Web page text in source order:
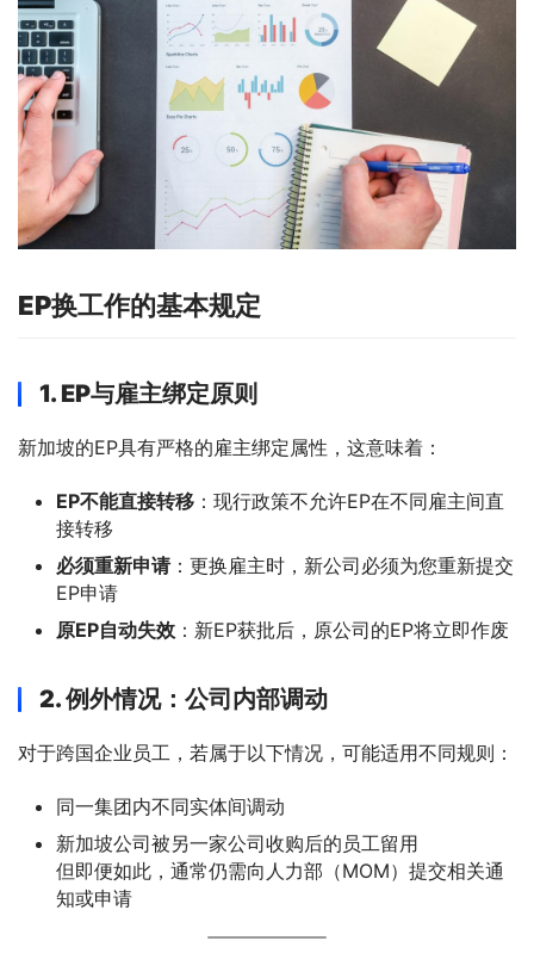
EP换工作的基本规定
1. EP与雇主绑定原则
新加坡的EP具有严格的雇主绑定属性，这意味着：
EP不能直接转移 ：现行政策不允许EP在不同雇主间直
接转移
必须重新申请：更换雇主时，新公司必须为您重新提交
EP申请
原EP自动失效 ：新EP获批后，原公司的EP将立即作废
2. 例外情况：公司内部调动
对于跨国企业员工，若属于以下情况，可能适用不同规则：
同一集团内不同实体间调动
新加坡公司被另一家公司收购后的员工留用
但即便如此，通常仍需向人力部（MOM）提交相关通
知或申请